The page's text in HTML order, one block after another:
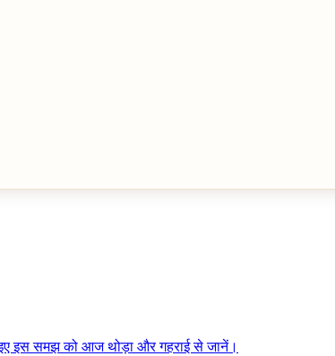
इस समझ को आज थोड़ा और गहराई से जानें।